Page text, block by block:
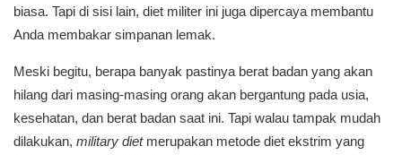
biasa. Tapi di sisi lain, diet militer ini juga dipercaya membantu
Anda membakar simpanan lemak.
Meski begitu, berapa banyak pastinya berat badan yang akan
hilang dari masing-masing orang akan bergantung pada usia,
kesehatan, dan berat badan saat ini. Tapi walau tampak mudah
dilakukan, military diet merupakan metode diet ekstrim yang